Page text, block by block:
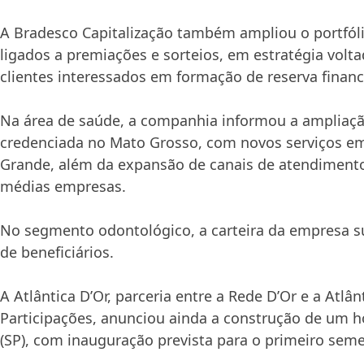
A Bradesco Capitalização também ampliou o
ligados a premiações e sorteios, em estratégia
clientes interessados em formação de reserva
Na área de saúde, a companhia informou a
credenciada no Mato Grosso, com novos serviços
Grande, além da expansão de canais de
médias empresas.
No segmento odontológico, a carteira da empresa
de beneficiários.
A Atlântica D’Or, parceria entre a Rede D’Or e a
Participações, anunciou ainda a construção de um
(SP), com inauguração prevista para o primeiro